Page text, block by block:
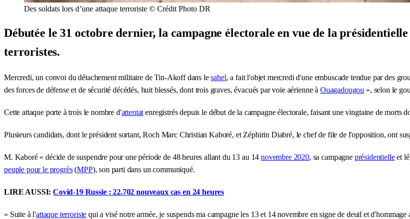
Des soldats lors d’une attaque terroriste © Crédit Photo DR
Débutée le 31 octobre dernier, la campagne électorale en vue de la
terroristes.
Mercredi, un convoi du détachement militaire de Tin-Akoff dans lesahel, a fait l'objet mercredi d'une embuscade tendue par des
des forces de défense et de sécurité décédés, huit blessés, dont trois graves, évacués par voie aérienne à Ouagadougou », selon le
Cette attaque porte à trois le nombre d'attentat enregistrés depuis le début de la campagne électorale, faisant une vingtaine de morts
Plusieurs candidats, dont le président sortant, Roch Marc Christian Kaboré, et Zéphirin Diabré, le chef de file de l'opposition, ont
M. Kaboré « décide de suspendre pour une période de 48 heures allant du 13 au 14novembre 2020, sa campagne présidentielleet
peuple pour le progrès(MPP), son parti dans un communiqué.
LIRE AUSSI:Covid-19 Russie : 22.702 nouveaux cas en 24 heures
« Suite à l'attaque terroriste qui a visé notre armée, je suspends ma campagne les 13 et 14 novembre en signe de deuil et